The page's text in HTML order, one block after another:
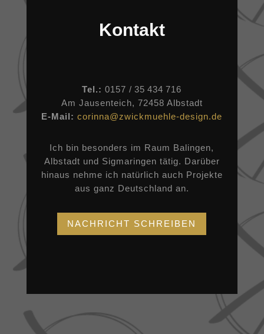
Kontakt
Tel.:0157 / 35 434 716
Am Jausenteich, 72458 Albstadt
E-Mail: corinna@zwickmuehle-design.de
Ich bin besonders im Raum Balingen,
Albstadt und Sigmaringen tätig. Darüber
hinaus nehme ich natürlich auch Projekte
aus ganz Deutschland an.
NACHRICHT SCHREIBEN